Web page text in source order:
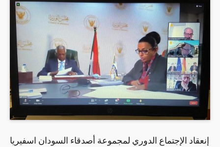
إنعقاد الإجتماع الدوري لمجموعة أصدقاء السودان اسفيريا